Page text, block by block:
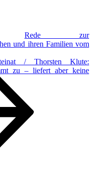
Rede zur
und ihren Familien vom
/ Thorsten Klute:
zu – liefert aber keine